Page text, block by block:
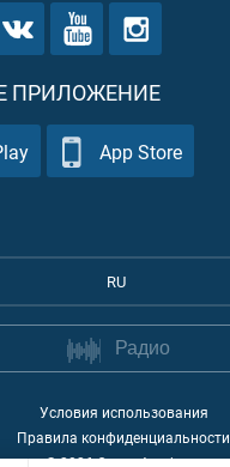
ПРИЛОЖЕНИЕ
App Store
RU
Радио
Условия использования
Правила конфиденциальности
©2026Quran Academy